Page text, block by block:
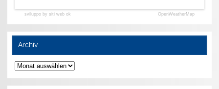
sviluppo by siti web ok OpenWeatherMap
Archiv
Archiv